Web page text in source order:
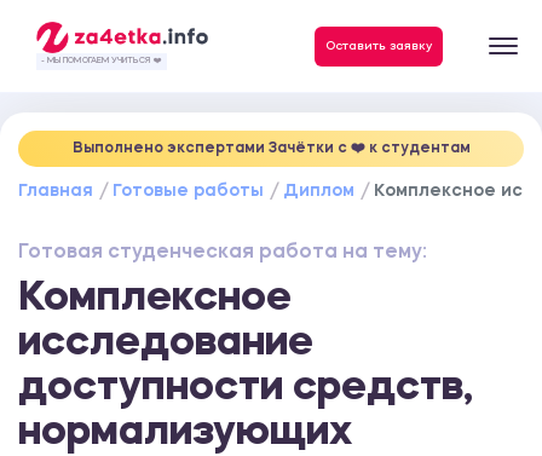
- МЫ ПОМОГАЕМ УЧИТЬСЯ ❤️
Оставить заявку
Выполнено экспертами Зачётки c ❤️ к студентам
Главная Готовые работы Диплом Комплексное
Готовая студенческая работа на тему:
Комплексное
исследование
доступности средств,
нормализующих